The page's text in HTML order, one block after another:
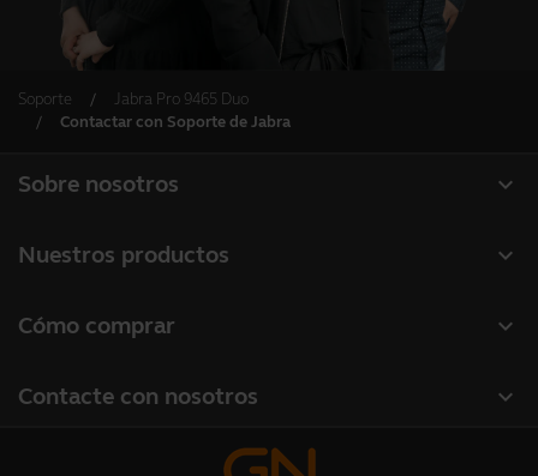
Soporte
Jabra Pro 9465 Duo
Contactar con Soporte de Jabra
expand_more
Sobre nosotros
Sostenibilidad
expand_more
Nuestros productos
Cámaras de conferencia
expand_more
Cómo comprar
expand_more
Contacte con nosotros